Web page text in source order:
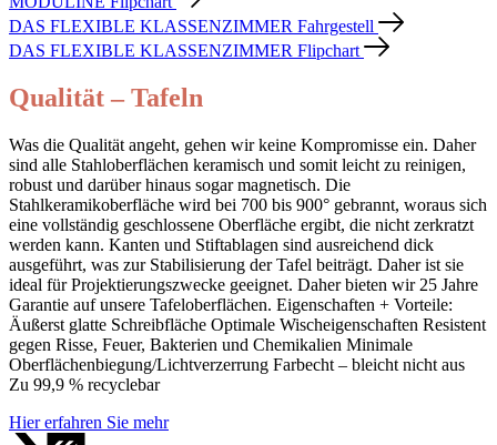
DAS FLEXIBLE KLASSENZIMMER Fahrgestell
DAS FLEXIBLE KLASSENZIMMER Flipchart
Qualität – Tafeln
Was die Qualität angeht, gehen wir keine Kompromisse ein. Daher
sind alle Stahloberflächen keramisch und somit leicht zu reinigen,
robust und darüber hinaus sogar magnetisch. Die
Stahlkeramikoberfläche wird bei 700 bis 900° gebrannt, woraus sich
eine vollständig geschlossene Oberfläche ergibt, die nicht zerkratzt
werden kann. Kanten und Stiftablagen sind ausreichend dick
ausgeführt, was zur Stabilisierung der Tafel beiträgt. Daher ist sie
ideal für Projektierungszwecke geeignet. Daher bieten wir 25 Jahre
Garantie auf unsere Tafeloberflächen. Eigenschaften + Vorteile:
Äußerst glatte Schreibfläche Optimale Wischeigenschaften Resistent
gegen Risse, Feuer, Bakterien und Chemikalien Minimale
Oberflächenbiegung/Lichtverzerrung Farbecht – bleicht nicht aus
Zu 99,9 % recyclebar
Hier erfahren Sie mehr